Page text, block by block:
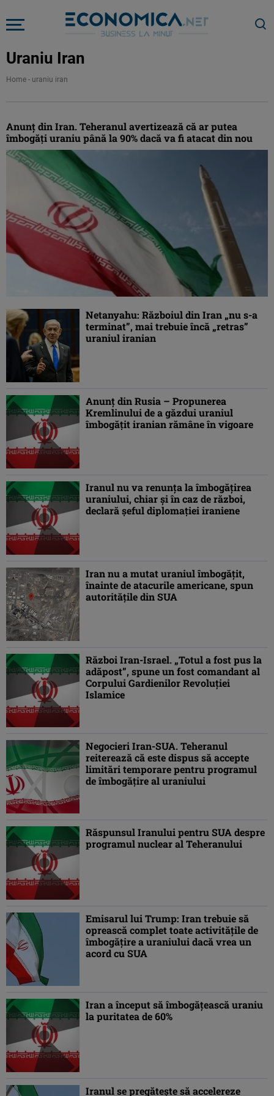
Uraniu Iran
Home - uraniu iran
Anunţ din Iran. Teheranul avertizează că ar putea
îmbogăţi uraniu până la 90% dacă va fi atacat din nou
Netanyahu: Războiul din Iran „nu s-a
terminat”, mai trebuie încă „retras”
uraniul iranian
Anunţ din Rusia – Propunerea
Kremlinului de a găzdui uraniul
îmbogăţit iranian rămâne în vigoare
Iranul nu va renunţa la îmbogăţirea
uraniului, chiar şi în caz de război,
declară şeful diplomaţiei iraniene
Iran nu a mutat uraniul îmbogăţit,
înainte de atacurile americane, spun
autorităţile din SUA
Război Iran-Israel. „Totul a fost pus la
adăpost”, spune un fost comandant al
Corpului Gardienilor Revoluţiei
Islamice
Negocieri Iran-SUA. Teheranul
reiterează că este dispus să accepte
limitări temporare pentru programul
de îmbogăţire al uraniului
Răspunsul Iranului pentru SUA despre
programul nuclear al Teheranului
Emisarul lui Trump: Iran trebuie să
oprească complet toate activităţile de
îmbogăţire a uraniului dacă vrea un
acord cu SUA
Iran a început să îmbogăţească uraniu
la puritatea de 60%
Iranul se pregăteşte să accelereze